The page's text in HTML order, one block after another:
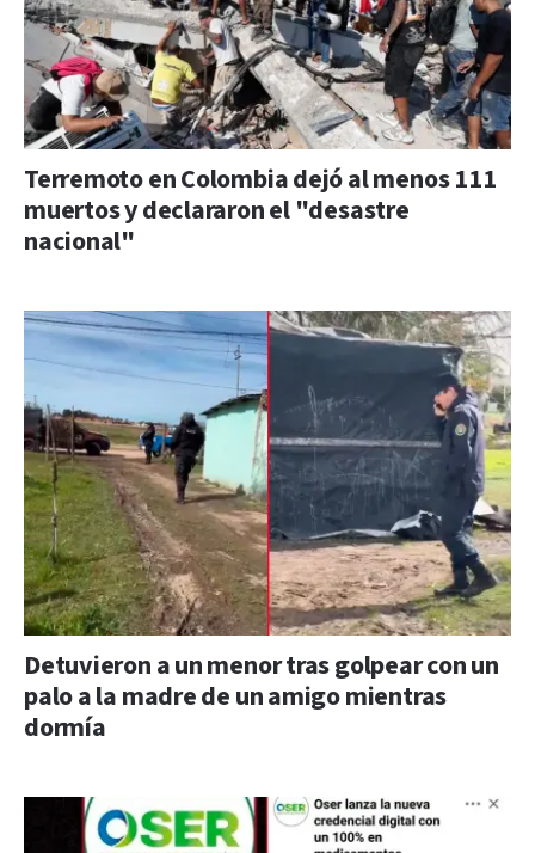
Terremoto en Colombia dejó al menos 111
muertos y declararon el "desastre
nacional"
Detuvieron a un menor tras golpear con un
palo a la madre de un amigo mientras
dormía